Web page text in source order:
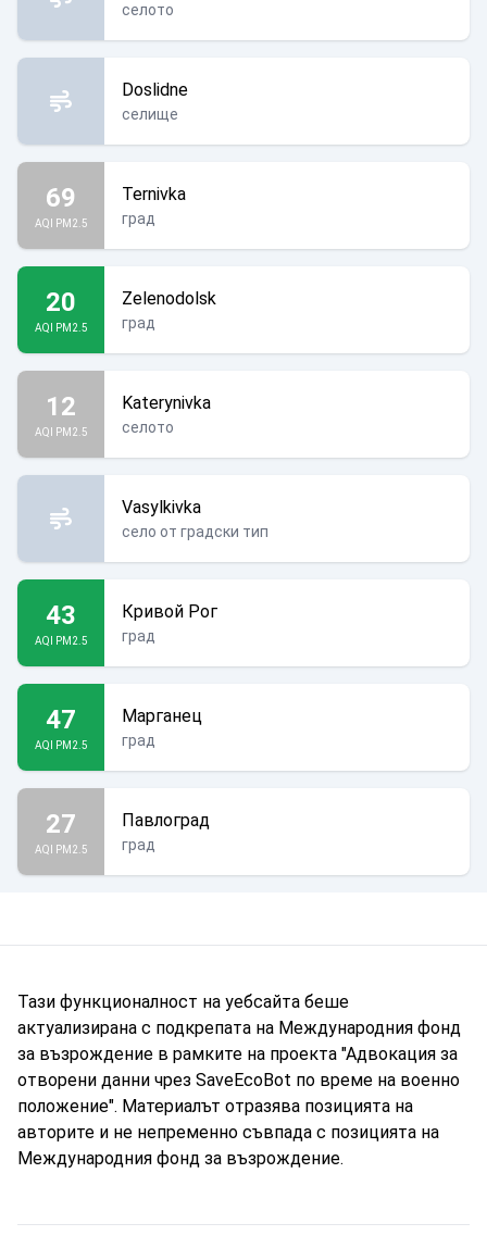
селото
Doslidne
селище
69
AQI PM2.5
Ternivka
град
20
AQI PM2.5
Zelenodolsk
град
12
AQI PM2.5
Katerynivka
селото
Vasylkivka
село от градски тип
43
AQI PM2.5
Кривой Рог
град
47
AQI PM2.5
Марганец
град
27
AQI PM2.5
Павлоград
град
Тази функционалност на уебсайта беше
актуализирана с подкрепата на Международния фонд
за възрождение в рамките на проекта "Адвокация за
отворени данни чрез SaveEcoBot по време на военно
положение". Материалът отразява позицията на
авторите и не непременно съвпада с позицията на
Международния фонд за възрождение.